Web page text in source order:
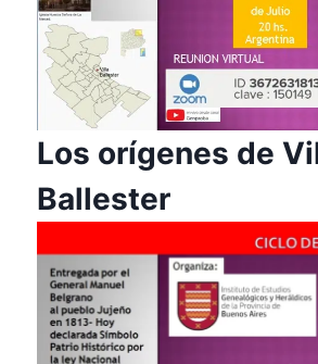
Los orígenes de
Ballester